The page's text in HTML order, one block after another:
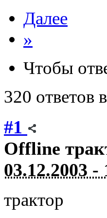
Далее
»
Чтобы
320 ответов
#1
Offline
03.12.2003 -
трактор